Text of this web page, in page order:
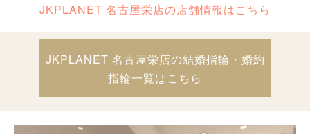
JKPLANET 名古屋栄店の店舗情報はこちら
JKPLANET 名古屋栄店の結婚指輪・婚約
指輪一覧はこちら